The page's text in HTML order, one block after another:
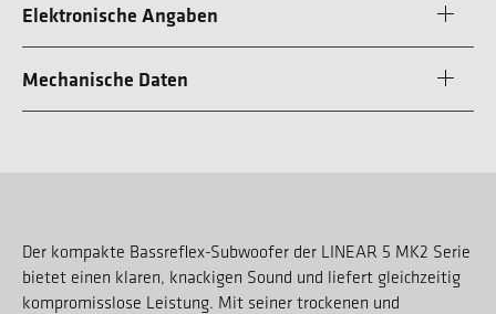
Elektronische Angaben
Mechanische Daten
Der kompakte Bassreflex-Subwoofer der LINEAR 5 MK2 Serie
bietet einen klaren, knackigen Sound und liefert gleichzeitig
kompromisslose Leistung. Mit seiner trockenen und